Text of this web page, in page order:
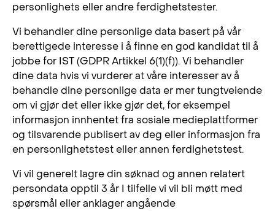
personlighets eller andre ferdighetstester.
Vi behandler dine personlige data basert på vår
berettigede interesse i å finne en god kandidat til å
jobbe for IST (GDPR Artikkel 6(1)(f)). Vi behandler
dine data hvis vi vurderer at våre interesser av å
behandle dine personlige data er mer tungtveiende
om vi gjør det eller ikke gjør det, for eksempel
informasjon innhentet fra sosiale medieplattformer
og tilsvarende publisert av deg eller informasjon fra
en personlighetstest eller annen ferdighetstest.
Vi vil generelt lagre din søknad og annen relatert
persondata opptil 3 år I tilfelle vi vil bli møtt med
spørsmål eller anklager angående